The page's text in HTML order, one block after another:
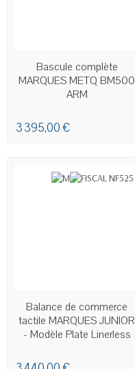
EN STOCK
Bascule complète
MARQUES METQ BM500
ARM
3 395,00 €
EN STOCK
Balance de commerce
tactile MARQUES JUNIOR
- Modèle Plate Linerless